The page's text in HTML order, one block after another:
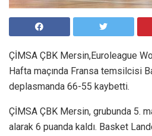
ÇİMSA ÇBK Mersin,Euroleague
Hafta maçında Fransa temsilcisi
deplasmanda 66-55 kaybetti.
ÇİMSA ÇBK Mersin, grubunda 5.
alarak 6 puanda kaldı. Basket